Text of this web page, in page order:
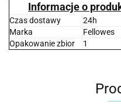
Informacje o
Czas dostawy
24h
Marka
Fellowes
Opakowanie zbior
1